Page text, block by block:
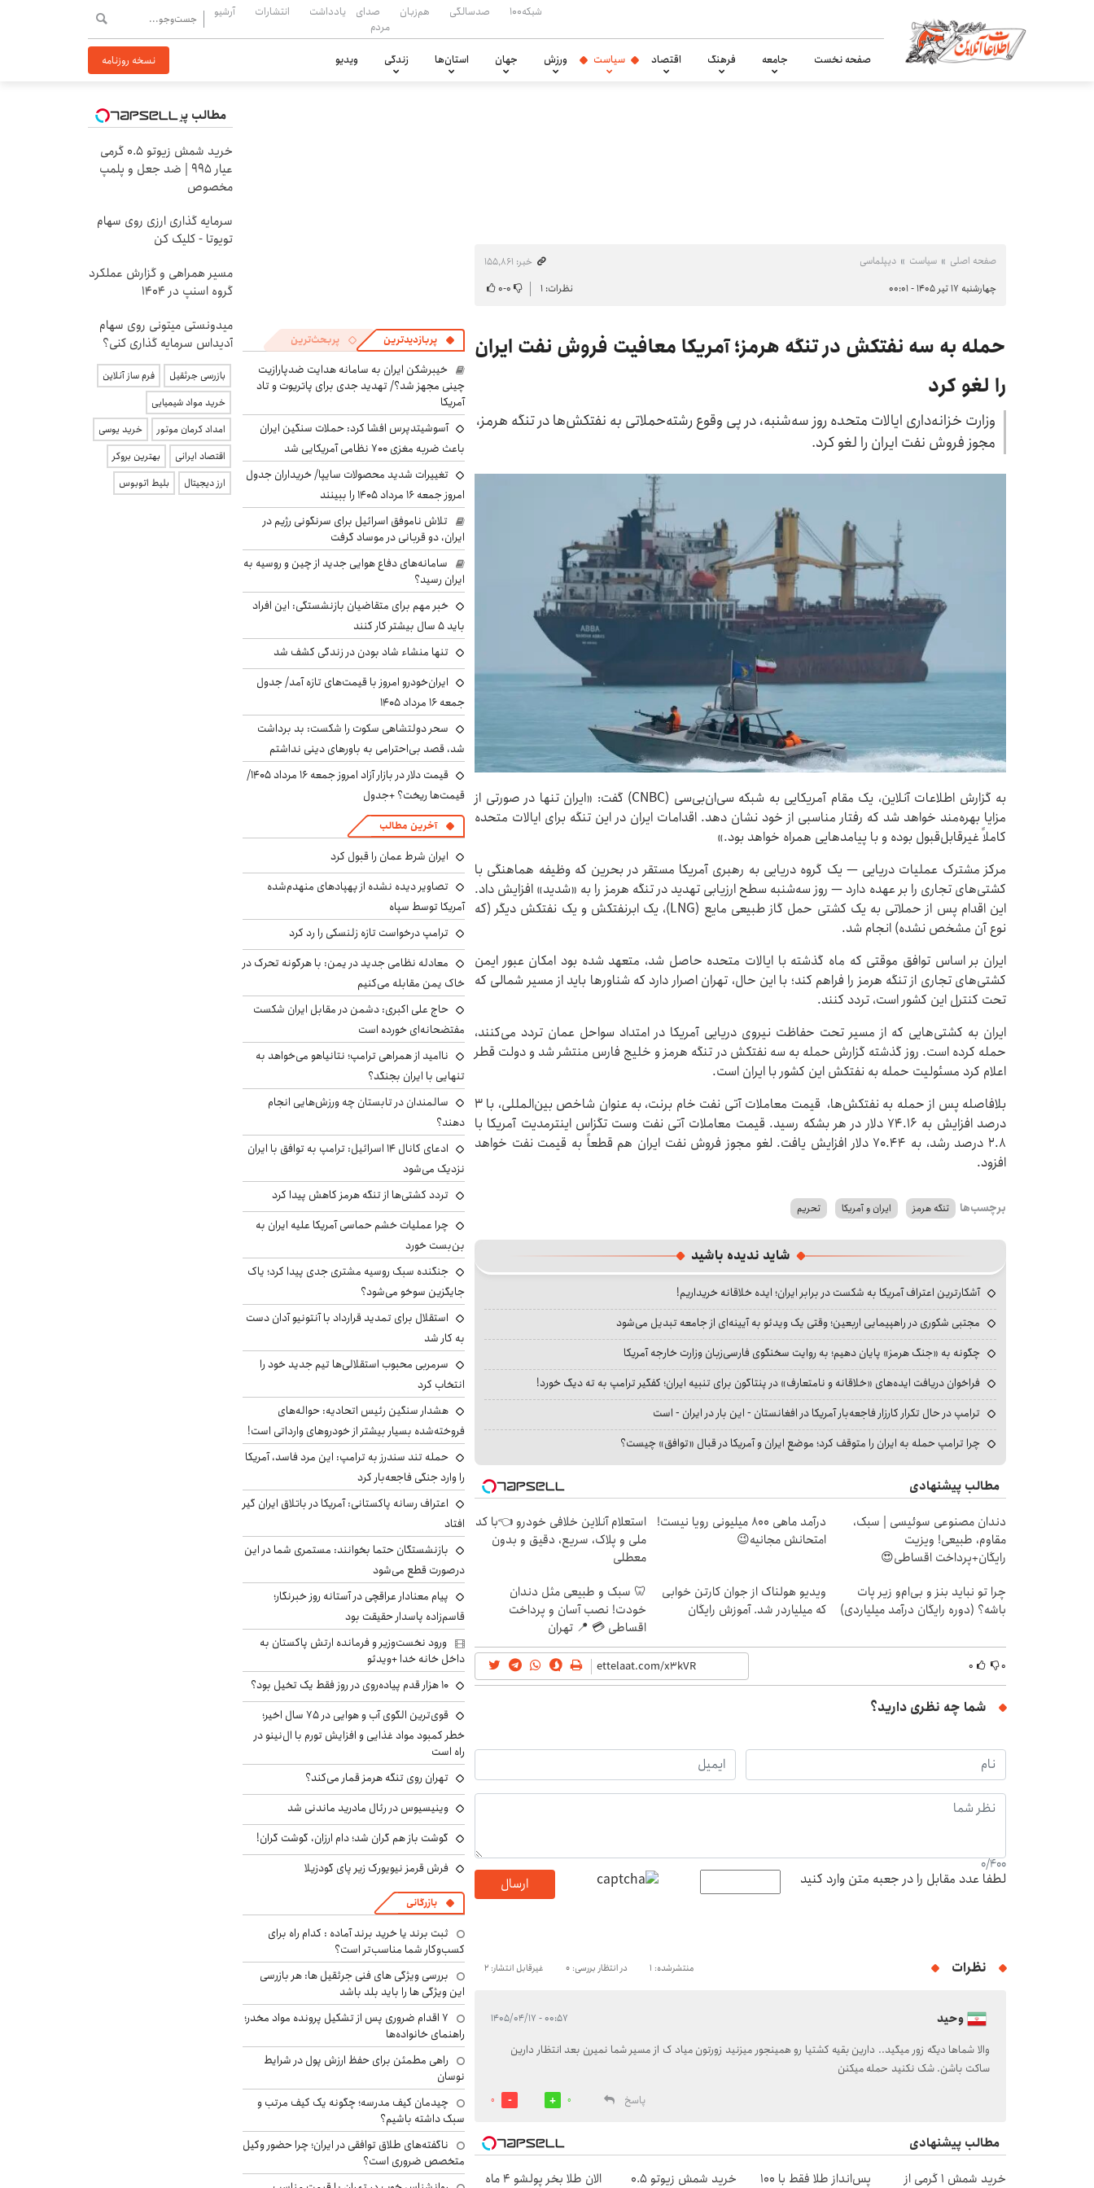
شبکه۱۰۰ صدسالگی هم‌زبان
صدای
مردم
یادداشت انتشارات آرشیو
صفحه نخست جامعه فرهنگ اقتصاد سیاست ورزش جهان استان‌ها زندگی ویدیو نسخه روزنامه
صفحه اصلی سیاست دیپلماسی
خبر: ۱۵۵٬۸۶۱
چهارشنبه ۱۷ تیر ۱۴۰۵ - ۰۰:۰۱
نظرات: ۱ ۰-۰
حمله به سه نفتکش در تنگه هرمز؛ آمریکا معافیت فروش نفت ایران
را لغو کرد
وزارت خزانه‌داری ایالات متحده روز سه‌شنبه، در پی وقوع رشته‌حملاتی به نفتکش‌ها در تنگه هرمز،
مجوز فروش نفت ایران را لغو کرد.
به گزارش اطلاعات آنلاین، یک مقام آمریکایی به شبکه سی‌ان‌بی‌سی (CNBC) گفت: «ایران تنها در صورتی از
مزایا بهره‌مند خواهد شد که رفتار مناسبی از خود نشان دهد. اقدامات ایران در این تنگه برای ایالات متحده
کاملاً غیرقابل‌قبول بوده و با پیامدهایی همراه خواهد بود.»
مرکز مشترک عملیات دریایی — یک گروه دریایی به رهبری آمریکا مستقر در بحرین که وظیفه هماهنگی با
کشتی‌های تجاری را بر عهده دارد — روز سه‌شنبه سطح ارزیابی تهدید در تنگه هرمز را به «شدید» افزایش داد.
این اقدام پس از حملاتی به یک کشتی حمل گاز طبیعی مایع (LNG)، یک ابرنفتکش و یک نفتکش دیگر (که
نوع آن مشخص نشده) انجام شد.
ایران بر اساس توافق موقتی که ماه گذشته با ایالات متحده حاصل شد، متعهد شده بود امکان عبور ایمن
کشتی‌های تجاری از تنگه هرمز را فراهم کند؛ با این حال، تهران اصرار دارد که شناورها باید از مسیر شمالی که
تحت کنترل این کشور است، تردد کنند.
ایران به کشتی‌هایی که از مسیر تحت حفاظت نیروی دریایی آمریکا در امتداد سواحل عمان تردد می‌کنند،
حمله کرده است. روز گذشته گزارش حمله به سه نفتکش در تنگه هرمز و خلیج فارس منتشر شد و دولت قطر
اعلام کرد مسئولیت حمله به نفتکش این کشور با ایران است.
بلافاصله پس از حمله به نفتکش‌ها، قیمت معاملات آتی نفت خام برنت، به عنوان شاخص بین‌المللی، با ۳
درصد افزایش به ۷۴.۱۶ دلار در هر بشکه رسید. قیمت معاملات آتی نفت وست تگزاس اینترمدیت آمریکا با
۲.۸ درصد رشد، به ۷۰.۴۴ دلار افزایش یافت. لغو مجوز فروش نفت ایران هم قطعاً به قیمت نفت خواهد
افزود.
برچسب‌ها تنگه هرمز ایران و آمریکا تحریم
شاید ندیده باشید
آشکارترین اعتراف آمریکا به شکست در برابر ایران؛ ایده خلاقانه خریداریم!
مجتبی شکوری در راهپیمایی اربعین؛ وقتی یک ویدئو به آیینه‌ای از جامعه تبدیل می‌شود
چگونه به «جنگ هرمز» پایان دهیم؛ به روایت سخنگوی فارسی‌زبان وزارت خارجه آمریکا
فراخوان دریافت ایده‌های «خلاقانه و نامتعارف» در پنتاگون برای تنبیه ایران؛ کفگیر ترامپ به ته دیگ خورد!
ترامپ در حال تکرار کارزار فاجعه‌بار آمریکا در افغانستان - این بار در ایران - است
چرا ترامپ حمله به ایران را متوقف کرد؛ موضع ایران و آمریکا در قبال «توافق» چیست؟
مطالب پیشنهادی
دندان مصنوعی سوئیسی | سبک،
مقاوم، طبیعی! ویزیت
رایگان+پرداخت اقساطی😍
درآمد ماهی 800 میلیونی رویا نیست!
امتحانش مجانیه😉
استعلام آنلاین خلافی خودرو 👈با کد
ملی و پلاک، سریع، دقیق و بدون
معطلی
چرا تو نباید بنز و بی‌ام‌و زیر پات
باشه؟ (دوره رایگان درآمد میلیاردی)
ویدیو هولناک از جوان کارتن خوابی
که میلیاردر شد. آموزش رایگان
🦷 سبک و طبیعی مثل دندان
خودت! نصب آسان و پرداخت
اقساطی 💳 📍 تهران
۰ ۰
شما چه نظری دارید؟
0/400
لطفا عدد مقابل را در جعبه متن وارد کنید ارسال
نظرات منتشرشده: 1 در انتظار بررسی: 0 غیرقابل انتشار: 2
وحید ۰۰:۵۷ - ۱۴۰۵/۰۴/۱۷
والا شماها دیگه زور میگید.. دارین بقیه کشتیا رو همینجور میزنید زورتون میاد ک از مسیر شما نمیرن بعد انتظار دارین
ساکت باشن. شک نکنید حمله میکنن
پاسخ
0
0
مطالب پیشنهادی
خرید شمش 1 گرمی از
پس‌انداز طلا فقط با ۱۰۰
خرید شمش زیوتو ۰.۵
الان طلا بخر پولشو 4 ماه
پربازدیدترین پربحث‌ترین
خیبرشکن ایران به سامانه هدایت ضدپارازیت
چینی مجهز شد؟/ تهدید جدی برای پاتریوت و تاد
آمریکا
آسوشیتدپرس افشا کرد: حملات سنگین ایران
باعث ضربه مغزی ۷۰۰ نظامی آمریکایی شد
تغییرات شدید محصولات سایپا/ خریداران جدول
امروز جمعه ۱۶ مرداد ۱۴۰۵ را ببینند
تلاش ناموفق اسرائیل برای سرنگونی رژیم در
ایران، دو قربانی در موساد گرفت
سامانه‌های دفاع هوایی جدید از چین و روسیه به
ایران رسید؟
خبر مهم برای متقاضیان بازنشستگی: این افراد
باید ۵ سال بیشتر کار کنند
تنها منشاء شاد بودن در زندگی کشف شد
ایران‌خودرو امروز با قیمت‌های تازه آمد/ جدول
جمعه ۱۶ مرداد ۱۴۰۵
سحر دولتشاهی سکوت را شکست: بد برداشت
شد، قصد بی‌احترامی به باورهای دینی نداشتم
قیمت دلار در بازار آزاد امروز جمعه ۱۶ مرداد ۱۴۰۵/
قیمت‌ها ریخت؟ +جدول
آخرین مطالب
ایران شرط عمان را قبول کرد
تصاویر دیده نشده از پهپادهای منهدم‌شده
آمریکا توسط سپاه
ترامپ درخواست تازه زلنسکی را رد کرد
معادله نظامی جدید در یمن: با هرگونه تحرک در
خاک یمن مقابله می‌کنیم
حاج علی اکبری: دشمن در مقابل ایران شکست
مفتضحانه‌ای خورده است
ناامید از همراهی ترامپ؛ نتانیاهو می‌خواهد به
تنهایی با ایران بجنگد؟
سالمندان در تابستان چه ورزش‌هایی انجام
دهند؟
ادعای کانال ۱۴ اسرائیل: ترامپ به توافق با ایران
نزدیک می‌شود
تردد کشتی‌ها از تنگه هرمز کاهش پیدا کرد
چرا عملیات خشم حماسی آمریکا علیه ایران به
بن‌بست خورد
جنگنده سبک روسیه مشتری جدی پیدا کرد؛ یاک
جایگزین سوخو می‌شود؟
استقلال برای تمدید قرارداد با آنتونیو آدان دست
به کار شد
سرمربی محبوب استقلالی‌ها تیم جدید خود را
انتخاب کرد
هشدار سنگین رئیس اتحادیه: حواله‌های
فروخته‌شده بسیار بیشتر از خودروهای وارداتی است!
حمله تند سندرز به ترامپ: این مرد فاسد، آمریکا
را وارد جنگی فاجعه‌بار کرد
اعتراف رسانه پاکستانی: آمریکا در باتلاق ایران گیر
افتاد
بازنشستگان حتما بخوانند: مستمری شما در این
درصورت قطع می‌شود
پیام معنادار عراقچی در آستانه روز خبرنگار؛
قاسم‌زاده پاسدار حقیقت بود
ورود نخست‌وزیر و فرمانده ارتش پاکستان به
داخل خانه خدا +ویدئو
۱۰ هزار قدم پیاده‌روی در روز فقط یک تخیل بود؟
قوی‌ترین الگوی آب و هوایی در ۷۵ سال اخیر؛
خطر کمبود مواد غذایی و افزایش تورم با ال‌نینو در
راه است
تهران روی تنگه هرمز قمار می‌کند؟
وینیسیوس در رئال مادرید ماندنی شد
گوشت باز هم گران شد؛ دام ارزان، گوشت گران!
فرش قرمز نیویورک زیر پای گودزیلا
بازرگانی
ثبت برند یا خرید برند آماده : کدام راه برای
کسب‌وکار شما مناسب‌تر است؟
بررسی ویژگی های فنی جرثقیل ها: هر بازرسی
این ویژگی ها را باید بلد باشد
۷ اقدام ضروری پس از تشکیل پرونده مواد مخدر؛
راهنمای خانواده‌ها
راهی مطمئن برای حفظ ارزش پول در شرایط
نوسان
چیدمان کیف مدرسه؛ چگونه یک کیف مرتب و
سبک داشته باشیم؟
ناگفته‌های طلاق توافقی در ایران؛ چرا حضور وکیل
متخصص ضروری است؟
مطالب پیشنهادی
خرید شمش زیوتو ۰.۵ گرمی
عیار ۹۹۵ | ضد جعل و پلمپ
مخصوص
سرمایه گذاری ارزی روی سهام
تویوتا - کلیک کن
مسیر همراهی و گزارش عملکرد
گروه اسنپ در ۱۴۰۴
میدونستی میتونی روی سهام
آدیداس سرمایه گذاری کنی؟
بازرسی جرثقیل
فرم ساز آنلاین
خرید مواد شیمیایی
امداد کرمان موتور
خرید یوسی
اقتصاد ایرانی
بهترین بروکر
ارز دیجیتال
بلیط اتوبوس